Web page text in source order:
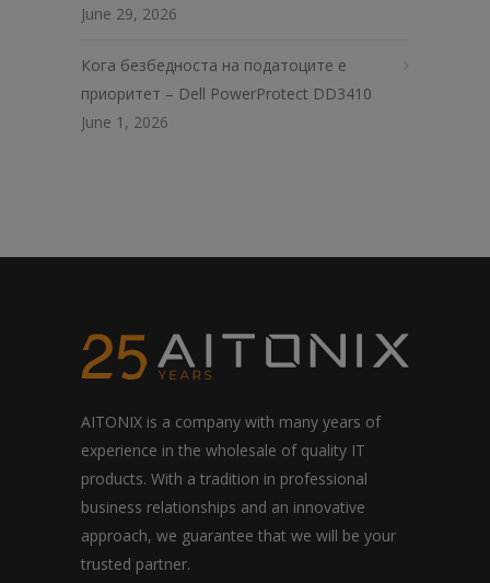
June 29, 2026
Кога безбедноста на податоците е
приоритет – Dell PowerProtect DD3410
June 1, 2026
AITONIX is a company with many years of
experience in the wholesale of quality IT
products. With a tradition in professional
business relationships and an innovative
approach, we guarantee that we will be your
trusted partner.